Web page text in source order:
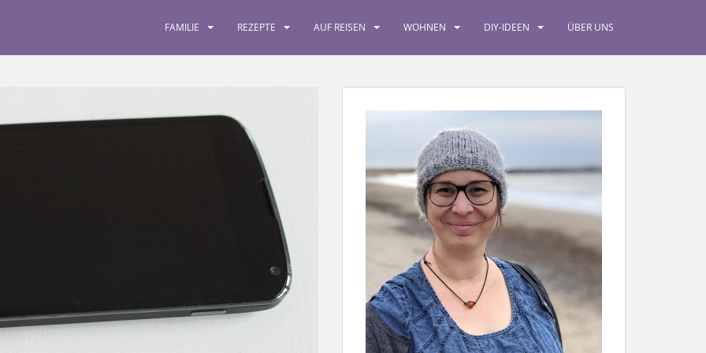
FAMILIE REZEPTE AUF REISEN WOHNEN DIY-IDEEN ÜBER UNS